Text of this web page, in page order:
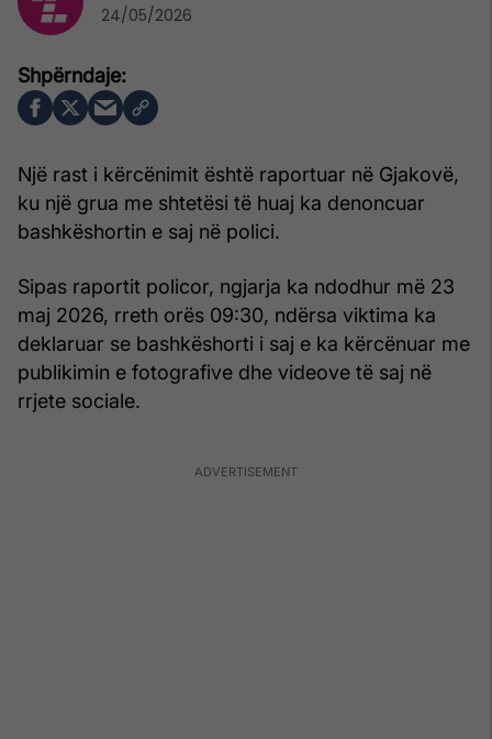
Një rast i kërcënimit është raportuar në Gjakovë,
ku një grua me shtetësi të huaj ka denoncuar
bashkëshortin e saj në polici.
Sipas raportit policor, ngjarja ka ndodhur më 23
maj 2026, rreth orës 09:30, ndërsa viktima ka
deklaruar se bashkëshorti i saj e ka kërcënuar me
publikimin e fotografive dhe videove të saj në
rrjete sociale.
24/05/2026